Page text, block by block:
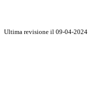
Ultima revisione il 09-04-2024